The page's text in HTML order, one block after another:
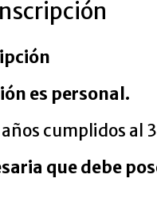
es personal.
cumplidos al
que debe